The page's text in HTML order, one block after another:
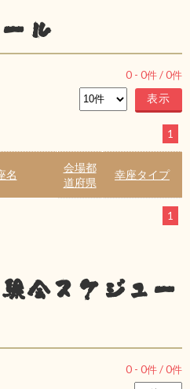
ル
0 - 0件 /0件
1
名
会場都
道府県
幸座タイプ
1
会スケジュー
0 - 0件 /0件